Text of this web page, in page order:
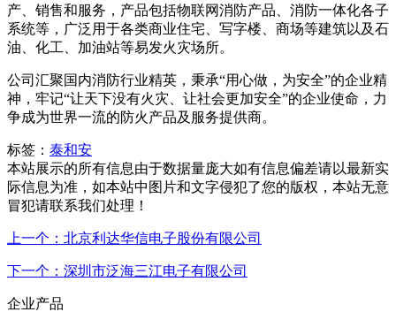
产、销售和服务，产品包括物联网消防产品、消防一体化各子
系统等，广泛用于各类商业住宅、写字楼、商场等建筑以及石
油、化工、加油站等易发火灾场所。
公司汇聚国内消防行业精英，秉承“用心做，为安全”的企业精
神，牢记“让天下没有火灾、让社会更加安全”的企业使命，力
争成为世界一流的防火产品及服务提供商。
标签： 泰和安
本站展示的所有信息由于数据量庞大如有信息偏差请以最新实
际信息为准，如本站中图片和文字侵犯了您的版权，本站无意
冒犯请联系我们处理！
上一个：北京利达华信电子股份有限公司
下一个：深圳市泛海三江电子有限公司
企业产品